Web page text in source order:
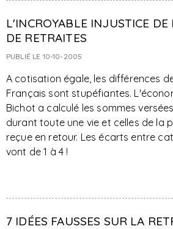
L'INCROYABLE INJUSTICE DE
DE RETRAITES
PUBLIÉ LE 10-10-2005
A cotisation égale, les différences
Français sont stupéfiantes.
Bichot a calculé les sommes
durant toute une vie et celles de la
reçue en retour. Les écarts entre
vont de 1 à 4 !
7 IDÉES FAUSSES SUR LA